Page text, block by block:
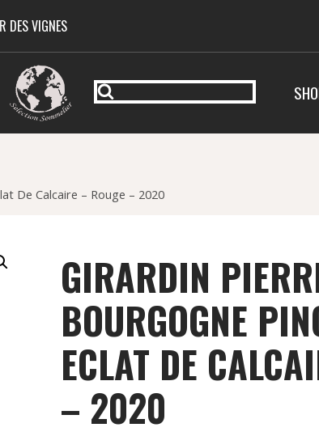
DES VIGNES
De Calcaire – Rouge – 2020
GIRARDIN
BOURGOGNE
ECLAT DE
– 2020